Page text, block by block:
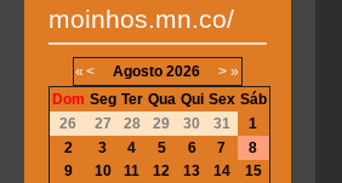
moinhos.mn.co/
« < Agosto 2026 > »
Dom Seg Ter Qua Qui Sex Sáb
26
27 28 29 30 31
1
2
3 4 5 6 7
8
9
10 11 12 13 14
15